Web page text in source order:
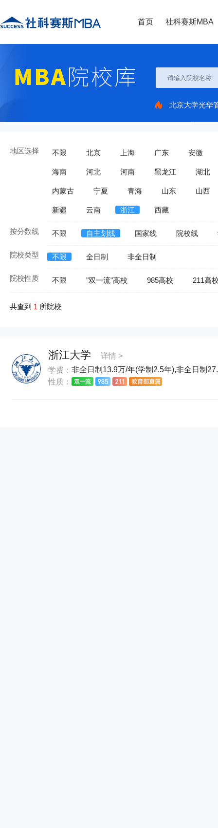
首页 社科赛斯MBA
北京大学光华
地区选择 不限 北京 上海 广东 安徽
海南 河北 河南 黑龙江 湖北
内蒙古 宁夏 青海 山东 山西
新疆 云南 浙江 西藏
按分数线 不限 自主划线 国家线 院校线
院校类型 不限 全日制 非全日制
院校性质 不限 "双一流"高校 985高校 211高
共查到 1 所院校
浙江大学
详情 >
学费： 非全日制13.9万/年(学制2.5年),非全日制
性质：